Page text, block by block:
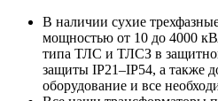
В наличии сухие
мощностью от 10 до 4000
типа ТЛС и ТЛСЗ в
защиты IP21–IP54, а также
оборудование и все